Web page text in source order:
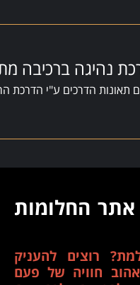
נהיגה ברכיבה
תאונות הדרכים ע"י הדרכת
DreamClub - אתר החלומות
רוצים להעניק
חוויה של פעם